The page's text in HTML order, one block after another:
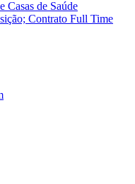
Casas de Saúde
Contrato Full Time